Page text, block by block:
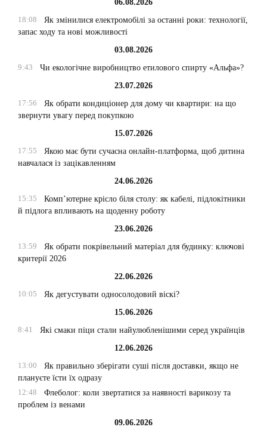
06.08.2026
18:08
Як змінилися електромобілі за останні роки: технології,
запас ходу та нові можливості
03.08.2026
9:43
Чи екологічне виробництво етилового спирту «Альфа»?
23.07.2026
17:56
Як обрати кондиціонер для дому чи квартири: на що
звернути увагу перед покупкою
15.07.2026
17:55
Якою має бути сучасна онлайн-платформа, щоб дитина
навчалася із зацікавленням
24.06.2026
15:35
Комп’ютерне крісло біля столу: як кабелі, підлокітники
й підлога впливають на щоденну роботу
23.06.2026
13:59
Як обрати покрівельний матеріал для будинку: ключові
критерії 2026
22.06.2026
10:05
Як дегустувати односолодовий віскі?
15.06.2026
8:41
Які смаки піци стали найулюбленішими серед українців
12.06.2026
13:00
Як правильно зберігати суші після доставки, якщо не
плануєте їсти їх одразу
12:48
Флеболог: коли звертатися за наявності варикозу та
проблем із венами
09.06.2026